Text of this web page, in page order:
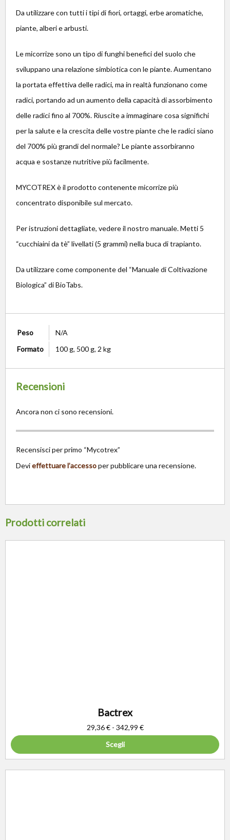
Da utilizzare con tutti i tipi di fiori, ortaggi, erbe aromatiche,
piante, alberi e arbusti.
Le micorrize sono un tipo di funghi benefici del suolo che
sviluppano una relazione simbiotica con le piante. Aumentano
la portata effettiva delle radici, ma in realtà funzionano come
radici, portando ad un aumento della capacità di assorbimento
delle radici fino al 700%. Riuscite a immaginare cosa significhi
per la salute e la crescita delle vostre piante che le radici siano
del 700% più grandi del normale? Le piante assorbiranno
acqua e sostanze nutritive più facilmente.
MYCOTREX è il prodotto contenente micorrize più
concentrato disponibile sul mercato.
Per istruzioni dettagliate, vedere il nostro manuale. Metti 5
“cucchiaini da tè” livellati (5 grammi) nella buca di trapianto.
Da utilizzare come componente del “Manuale di Coltivazione
Biologica” di BioTabs.
Peso
N/A
Formato
100 g, 500 g, 2 kg
Recensioni
Ancora non ci sono recensioni.
Recensisci per primo “Mycotrex”
Devieffettuare l’accessoper pubblicare una recensione.
Prodotti correlati
Bactrex
29,36€ - 342,99 €
Scegli